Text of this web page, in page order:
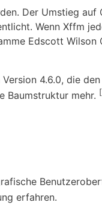
Der Umstieg auf
Wenn Xffm
Edscott
4.6.0, die den
Baumstruktur mehr.
erfahren.